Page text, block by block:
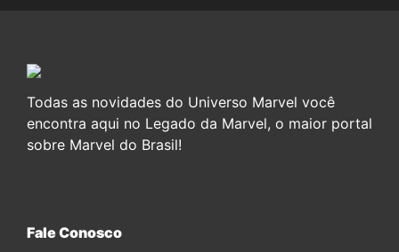
Todas as novidades do Universo Marvel você
encontra aqui no Legado da Marvel, o maior portal
sobre Marvel do Brasil!
Fale Conosco